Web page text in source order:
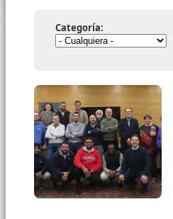
Categoría: